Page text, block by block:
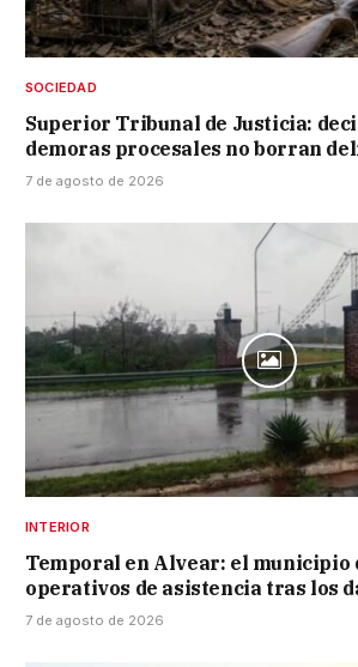
SOCIEDAD
Superior Tribunal de Justicia:
demoras procesales no borran
7 de agosto de 2026
INTERIOR
Temporal en Alvear: el municipio
operativos de asistencia tras los
7 de agosto de 2026